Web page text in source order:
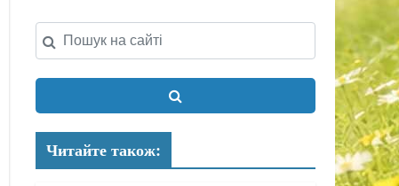
Читайте також: